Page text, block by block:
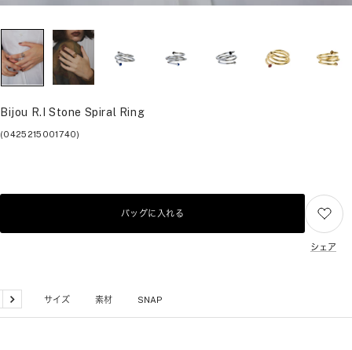
細 サイズ 素材 SNAP
次
へ
Bijou R.I Stone Spiral Ring
(0425215001740)
バッグに入れる
シェア